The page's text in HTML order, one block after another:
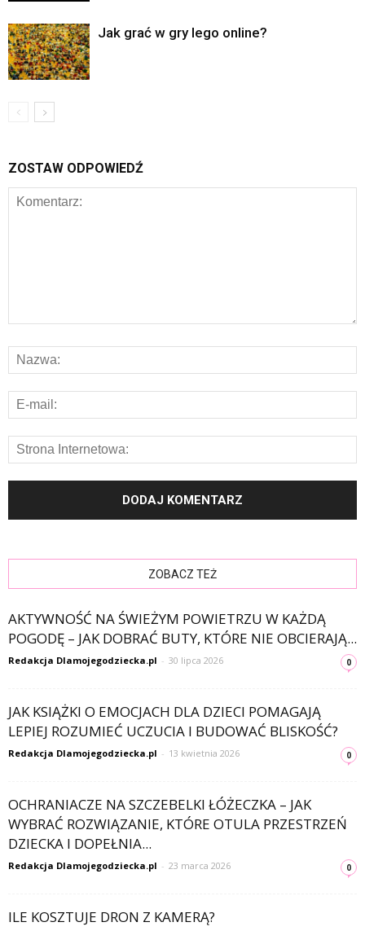
Jak grać w gry lego online?
ZOSTAW ODPOWIEDŹ
ZOBACZ TEŻ
AKTYWNOŚĆ NA ŚWIEŻYM POWIETRZU W KAŻDĄ
POGODĘ – JAK DOBRAĆ BUTY, KTÓRE NIE OBCIERAJĄ...
Redakcja Dlamojegodziecka.pl - 30 lipca 2026 0
JAK KSIĄŻKI O EMOCJACH DLA DZIECI POMAGAJĄ
LEPIEJ ROZUMIEĆ UCZUCIA I BUDOWAĆ BLISKOŚĆ?
Redakcja Dlamojegodziecka.pl - 13 kwietnia 2026 0
OCHRANIACZE NA SZCZEBELKI ŁÓŻECZKA – JAK
WYBRAĆ ROZWIĄZANIE, KTÓRE OTULA PRZESTRZEŃ
DZIECKA I DOPEŁNIA...
Redakcja Dlamojegodziecka.pl - 23 marca 2026 0
ILE KOSZTUJE DRON Z KAMERĄ?